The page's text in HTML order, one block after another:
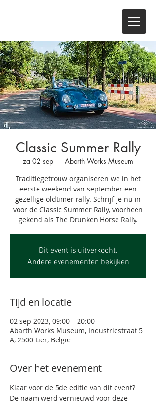
Classic Summer Rally
za 02 sep
  |
Abarth Works Museum
Traditiegetrouw organiseren we in het
eerste weekend van september een
gezellige oldtimer rally. Schrijf je nu in
voor de Classic Summer Rally, voorheen
Dit event is uitverkocht.
Andere evenementen bekijken
Tijd en locatie
02 sep 2023, 09:00 – 20:00
Abarth Works Museum, Industriestraat 5
A, 2500 Lier, België
Over het evenement
Klaar voor de 5de editie van dit event?
De naam werd vernieuwd voor deze